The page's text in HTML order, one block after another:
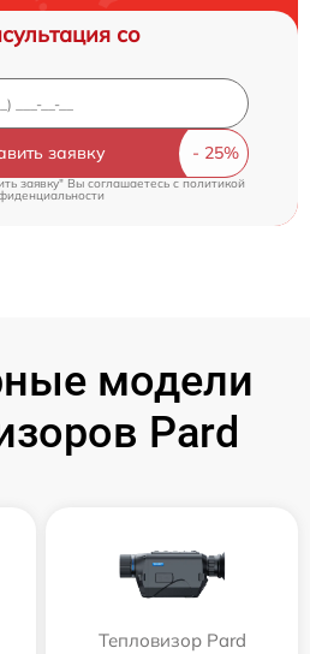
со
заявку
заявку" Вы соглашаетесь c политикой
модели
Pard
Тепловизор Pard